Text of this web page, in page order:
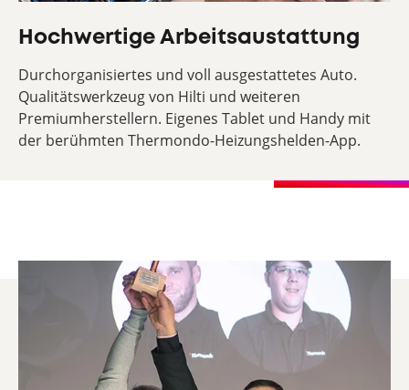
Hochwertige Arbeitsaustattung
Durchorganisiertes und voll ausgestattetes Auto.
Qualitätswerkzeug von Hilti und weiteren
Premiumherstellern. Eigenes Tablet und Handy mit
der berühmten Thermondo-Heizungshelden-App.